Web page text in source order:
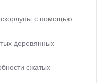
скорлупы с помощью
деревянных
сжатых